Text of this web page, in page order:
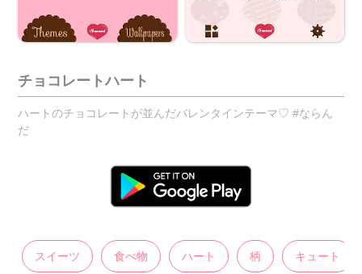
チョコレートハート
ハートのチョコレートが並んだバレンタインテーマ♡ #ならん
だ
スイーツ 食べ物 ハート 柄 キュート